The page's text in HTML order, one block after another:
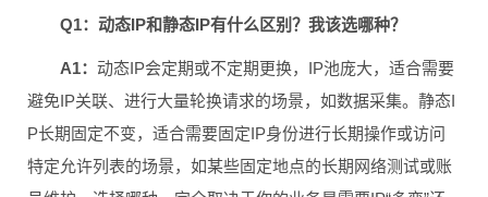
Q1：动态IP和静态IP有什么区别？我该选哪种？
A1： 动态IP会定期或不定期更换，IP池庞大，适合需要
避免IP关联、进行大量轮换请求的场景，如数据采集。静态I
P长期固定不变，适合需要固定IP身份进行长期操作或访问
特定允许列表的场景，如某些固定地点的长期网络测试或账